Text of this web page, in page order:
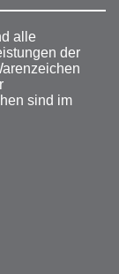
alle
der
sind im